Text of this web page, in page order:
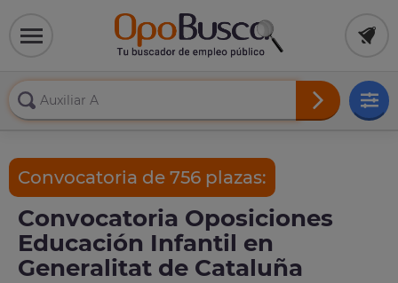
Convocatoria de 756 plazas:
Convocatoria Oposiciones
Educación Infantil en
Generalitat de Cataluña